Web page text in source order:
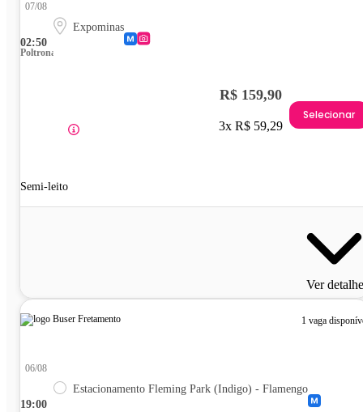
02:50
07/08
Expominas
Poltrona
Semi-leito
R$ 159,90
3x R$ 59,29
Selecionar
Ver
1 vaga
19:00
06/08
Estacionamento Fleming Park (Indigo) - Flamengo